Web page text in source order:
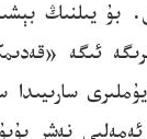
بۇ يىلنىڭ
ئىگە